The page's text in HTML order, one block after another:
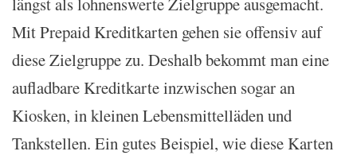
Mit Prepaid Kreditkarten gehen sie offensiv auf
diese Zielgruppe zu. Deshalb bekommt man eine
aufladbare Kreditkarte inzwischen sogar an
Kiosken, in kleinen Lebensmittelläden und
Tankstellen. Ein gutes Beispiel, wie diese Karten